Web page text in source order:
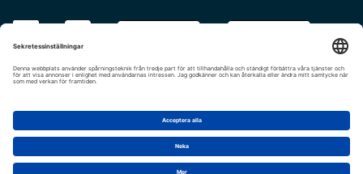
Cookie-inställningar